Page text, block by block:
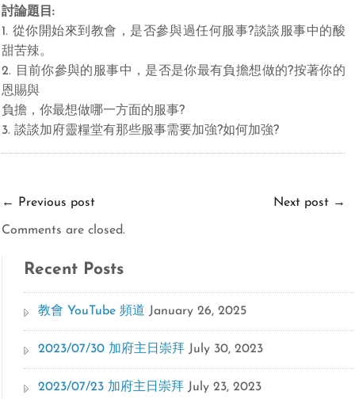
討論題目:
1. 從你開始來到教會，是否參與過任何服事?談談服事中的酸
甜苦辣。
2.
目前你參與的服事中，是否是你最有負擔想做的?按著你的
恩賜與
負擔，你最想做哪一方面的服事?
3.談談加府靈糧堂有那些服事需要加強?如何加強?
← Previous post Next post →
Comments are closed.
Recent Posts
教會 YouTube 頻道 January 26, 2025
2023/07/30 加府主日崇拜 July 30, 2023
2023/07/23 加府主日崇拜 July 23, 2023